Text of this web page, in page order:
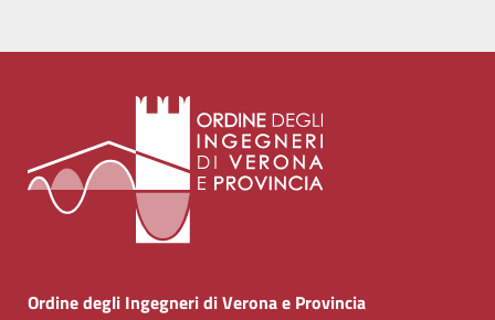
Ordine degli Ingegneri di Verona e Provincia